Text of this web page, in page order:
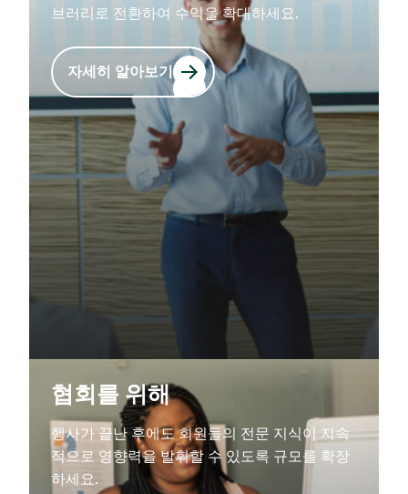
브러리로 전환하여 수익을 확대하세요.
자세히 알아보기
협회를 위해
행사가 끝난 후에도 회원들의 전문 지식이 지속
적으로 영향력을 발휘할 수 있도록 규모를 확장
하세요.